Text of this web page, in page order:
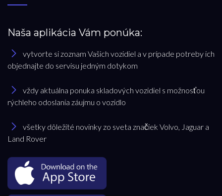
Naša aplikácia Vám ponúka:
vytvorte si zoznam Vašich vozidiel a v prípade potreby ich
objednajte do servisu jedným dotykom
vždy aktuálna ponuka skladových vozidiel s možnosťou
rýchleho odoslania záujmu o vozidlo
všetky dôležité novinky zo sveta značiek Volvo, Jaguar a
Land Rover